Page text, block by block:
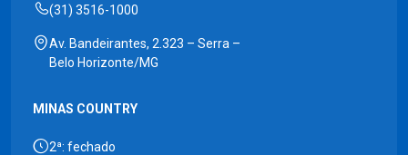
(31) 3516-1000
Av. Bandeirantes, 2.323 – Serra –
Belo Horizonte/MG
MINAS COUNTRY
2ª: fechado